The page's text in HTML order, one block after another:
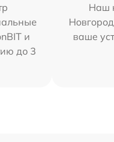
и
до 3
Наш
ваше